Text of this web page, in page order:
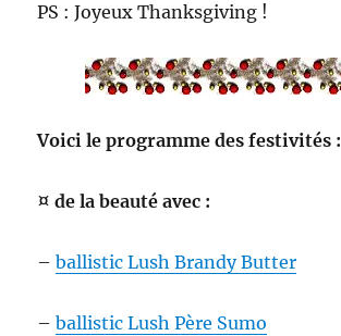
PS : Joyeux Thanksgiving !
Voici le programme des festivités :
¤ de la beauté avec :
–ballistic Lush Brandy Butter
–ballistic Lush Père Sumo